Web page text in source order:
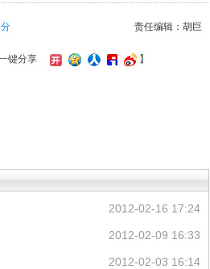
责任编辑：胡巨
一键分享 】
2012-02-16 17:24
2012-02-09 16:33
2012-02-03 16:14